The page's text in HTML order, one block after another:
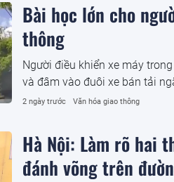
Bài học lớn cho
thông
Người điều khiển xe máy
và đâm vào đuôi xe bán tải
2 ngày trước Văn hóa giao thông
Hà Nội: Làm rõ hai
đánh võng trên